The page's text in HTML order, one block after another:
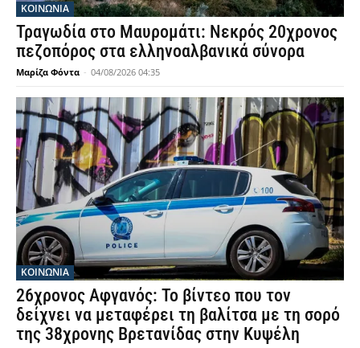
ΚΟΙΝΩΝΙΑ
Τραγωδία στο Μαυρομάτι: Νεκρός 20χρονος
πεζοπόρος στα ελληνοαλβανικά σύνορα
Μαρίζα Φόντα - 04/08/2026 04:35
ΚΟΙΝΩΝΙΑ
26χρονος Αφγανός: Το βίντεο που τον
δείχνει να μεταφέρει τη βαλίτσα με τη σορό
της 38χρονης Βρετανίδας στην Κυψέλη